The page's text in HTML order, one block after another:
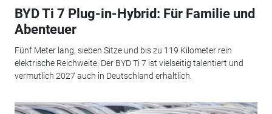
BYD Ti 7 Plug-in-Hybrid: Für Familie und
Abenteuer
Fünf Meter lang, sieben Sitze und bis zu 119 Kilometer rein
elektrische Reichweite: Der BYD Ti 7 ist vielseitig talentiert und
vermutlich 2027 auch in Deutschland erhältlich.